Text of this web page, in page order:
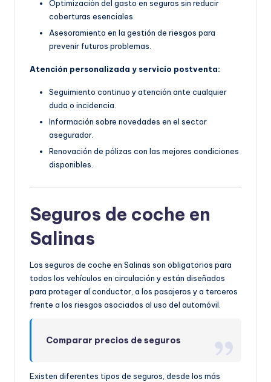
Optimización del gasto en seguros sin reducir
coberturas esenciales.
Asesoramiento en la gestión de riesgos para
prevenir futuros problemas.
Atención personalizada y servicio postventa:
Seguimiento continuo y atención ante cualquier
duda o incidencia.
Información sobre novedades en el sector
asegurador.
Renovación de pólizas con las mejores condiciones
disponibles.
Seguros de coche en
Salinas
Los seguros de coche en Salinas son obligatorios para
todos los vehículos en circulación y están diseñados
para proteger al conductor, a los pasajeros y a terceros
frente a los riesgos asociados al uso del automóvil.
Comparar precios de seguros
Existen diferentes tipos de seguros, desde los más